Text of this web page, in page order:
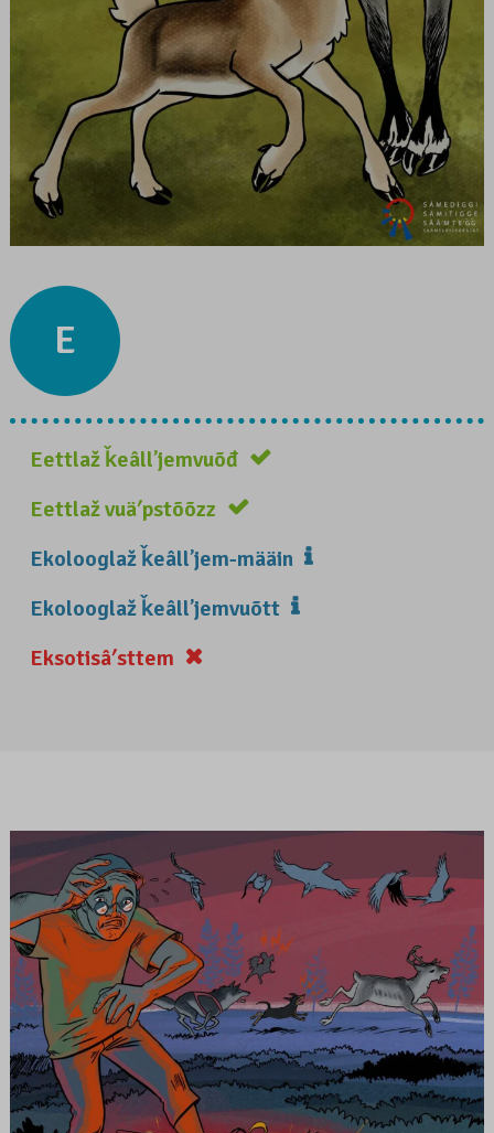
E
Eettlaž ǩeâllʼjemvuõđ
Eettlaž vuäʹpstõõzz
Ekolooglaž ǩeâllʼjem-määin
Ekolooglaž ǩeâllʼjemvuõtt
Eksotisâʹsttem